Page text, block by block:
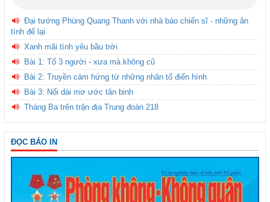
Đại tướng Phùng Quang Thanh với nhà báo chiến sĩ - những ân
tình để lại
Xanh mãi tình yêu bầu trời
Bài 1: Tổ 3 người - xưa mà không cũ
Bài 2: Truyền cảm hứng từ những nhân tố điển hình
Bài 3: Nối dài mơ ước tân binh
Tháng Ba trên trận địa Trung đoàn 218
ĐỌC BÁO IN